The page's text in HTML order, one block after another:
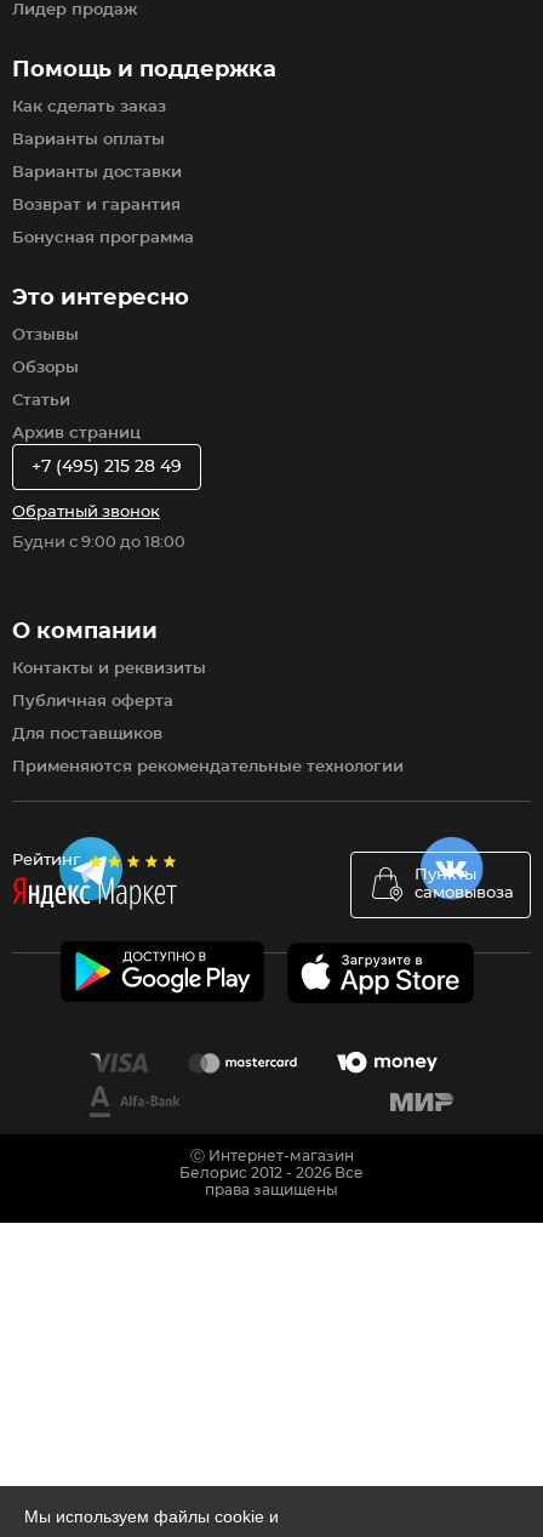
Рейтинг
Пункты
самовывоза
Помощь и поддержка
Как сделать заказ
Варианты оплаты
Варианты доставки
Возврат и гарантия
Бонусная программа
Лидер продаж
Это интересно
Отзывы
Обзоры
Статьи
Архив страниц
О компании
Контакты и реквизиты
Публичная оферта
Для поставщиков
Применяются рекомендательные технологии
+7 (495) 215 28 49
Обратный звонок
Будни с 9:00 до 18:00
Мы используем файлы cookie и
Ⓒ Интернет-магазин
Белорис 2012 - 2026 Все
права защищены